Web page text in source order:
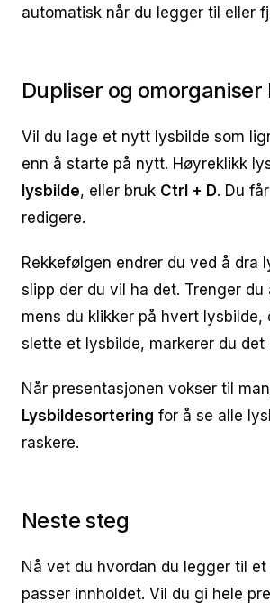
automatisk når du legger til eller
Dupliser og omorganiser
Vil du lage et nytt lysbilde som
enn å starte på nytt. Høyreklikk
lysbilde, eller bruk Ctrl + D. Du
redigere.
Rekkefølgen endrer du ved å dra
slipp der du vil ha det. Trenger
mens du klikker på hvert
slette et lysbilde, markerer du
Når presentasjonen vokser til
Lysbildesortering for å se alle
raskere.
Neste steg
Nå vet du hvordan du legger til
passer innholdet. Vil du gi hele